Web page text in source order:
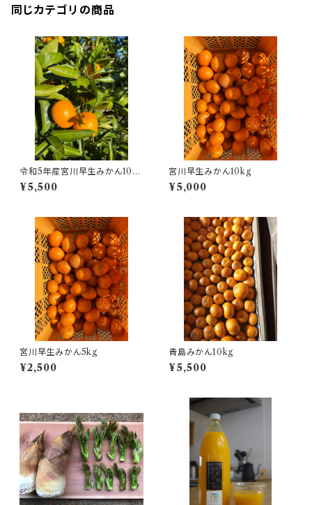
同じカテゴリの商品
令和5年産宮川早生みかん10k
g箱
¥5,500
宮川早生みかん10kg
¥5,000
宮川早生みかん5kg
¥2,500
青島みかん10kg
¥5,500